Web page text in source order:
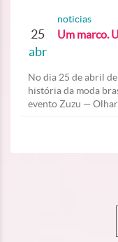
25
abr
noticias
Um marco.
No dia 25 de abril
história da moda
evento Zuzu —